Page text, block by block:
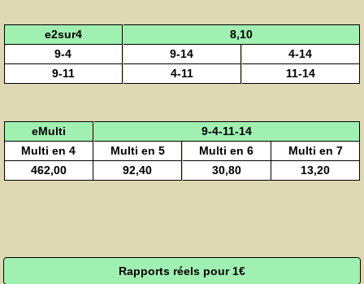
e2sur4
8,10
9-4
9-14
4-14
9-11
4-11 11-14
eMulti
9-4-11-14
Multi en 4
Multi en 5 Multi en 6
Multi en 7
462,00
92,40 30,80 13,20
Rapports réels pour 1€